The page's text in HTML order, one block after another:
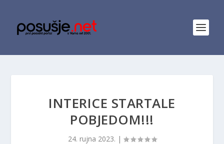
INTERICE STARTALE
POBJEDOM!!!
24. rujna 2023. |